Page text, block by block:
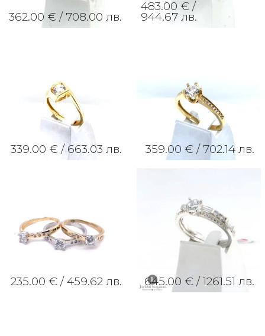
362.00 € / 708.00 лв.
483.00 € /
944.67 лв.
339.00 € / 663.03 лв. 359.00 € / 702.14 лв.
235.00 € / 459.62 лв. 645.00 € / 1261.51 лв.